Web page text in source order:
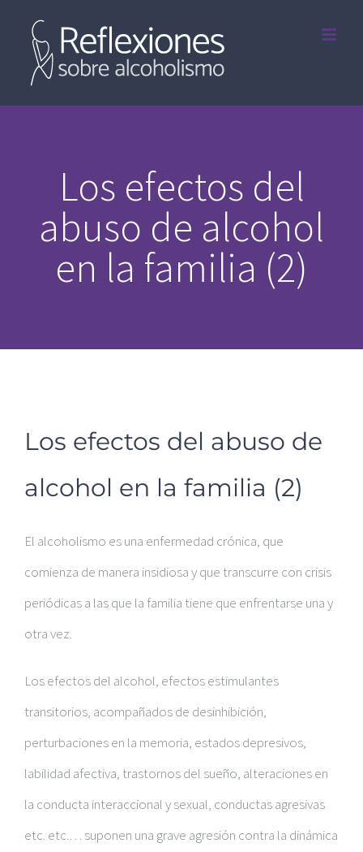
contenido
Los efectos del
abuso de alcohol
en la familia (2)
Los efectos del abuso de
alcohol en la familia (2)
El alcoholismo es una enfermedad crónica, que
comienza de manera insidiosa y que transcurre con crisis
periódicas a las que la familia tiene que enfrentarse una y
otra vez.
Los efectos del alcohol, efectos estimulantes
transitorios, acompañados de desinhibición,
perturbaciones en la memoria, estados depresivos,
labilidad afectiva, trastornos del sueño, alteraciones en
la conducta interaccional y sexual, conductas agresivas
etc. etc.… suponen una grave agresión contra la dinámica